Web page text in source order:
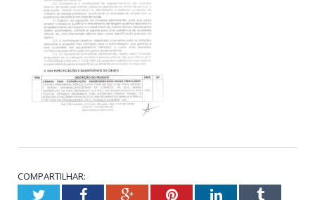
COMPARTILHAR:
TwitterFacebookGoogle+PinterestLinkedInTumblr